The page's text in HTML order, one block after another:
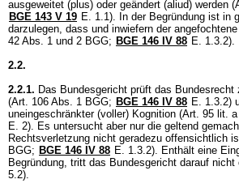
ausgeweitet (plus) oder geändert (aliud) werden (
BGE 143 V 19 E. 1.1). In der Begründung ist in
darzulegen, dass und inwiefern der
42 Abs. 1 und 2 BGG; BGE 146 IV 88 E. 1.3.2).
2.2.
2.2.1. Das Bundesgericht prüft das Bundesrecht
(Art. 106 Abs. 1 BGG; BGE 146 IV 88 E. 1.3.2)
uneingeschränkter (voller) Kognition (Art. 95 lit.
E. 2). Es untersucht aber nur die geltend
Rechtsverletzung nicht geradezu offensichtlich
BGG; BGE 146 IV 88 E. 1.3.2). Enthält eine
Begründung, tritt das Bundesgericht darauf nicht
5.2).